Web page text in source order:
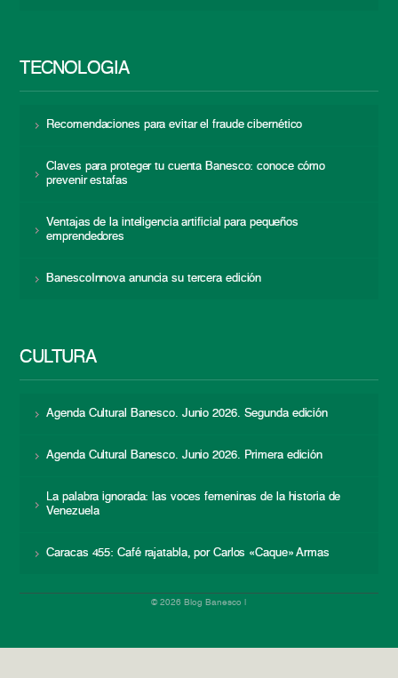
TECNOLOGÍA
Recomendaciones para evitar el fraude cibernético
Claves para proteger tu cuenta Banesco: conoce cómo
prevenir estafas
Ventajas de la inteligencia artificial para pequeños
emprendedores
BanescoInnova anuncia su tercera edición
CULTURA
Agenda Cultural Banesco. Junio 2026. Segunda edición
Agenda Cultural Banesco. Junio 2026. Primera edición
La palabra ignorada: las voces femeninas de la historia de
Venezuela
Caracas 455: Café rajatabla, por Carlos «Caque» Armas
© 2026 Blog Banesco |